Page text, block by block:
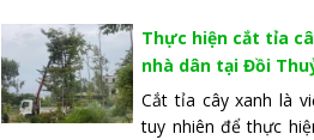
Thực hiện cắt tỉa
nhà dân tại Đồi
Cắt tỉa cây xanh là
tuy nhiên để thực